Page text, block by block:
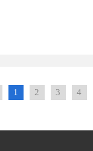
1 2 3 4